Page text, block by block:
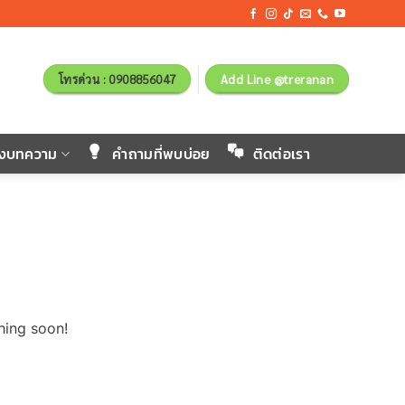
โทรด่วน : 0908856047 Add Line @treranan
บทความ คำถามที่พบบ่อย ติดต่อเรา
soon!